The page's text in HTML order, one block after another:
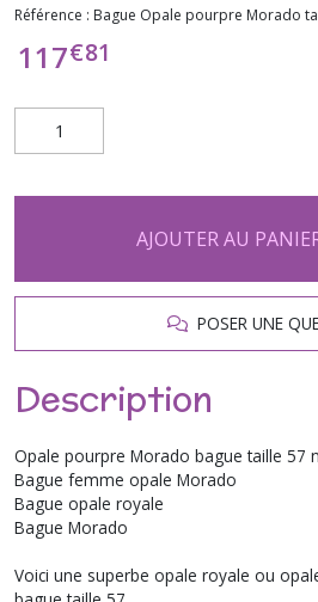
Référence : Bague Opale pourpre Morado
117€81
AJOUTER AU
POSER UNE
Description
Opale pourpre Morado bague taille 57
Bague femme opale Morado
Bague opale royale
Bague Morado
Voici une superbe opale royale ou